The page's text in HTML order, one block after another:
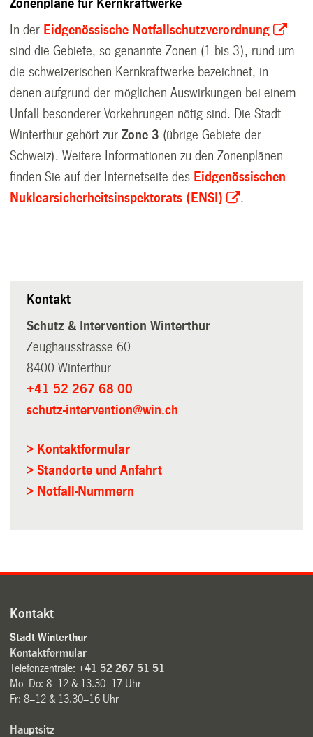
Zonenpläne für Kernkraftwerke
In der Eidgenössische Notfallschutzverordnung
sind die Gebiete, so genannte Zonen (1 bis 3), rund um
die schweizerischen Kernkraftwerke bezeichnet, in
denen aufgrund der möglichen Auswirkungen bei einem
Unfall besonderer Vorkehrungen nötig sind. Die Stadt
Winterthur gehört zurZone 3 (übrige Gebiete der
Schweiz). Weitere Informationen zu den Zonenplänen
finden Sie auf der Internetseite des Eidgenössischen
Nuklearsicherheitsinspektorats (ENSI)
.
Kontakt
Schutz & Intervention Winterthur
Zeughausstrasse 60
8400 Winterthur
+41 52 267 68 00
schutz-intervention@win.ch
> Kontaktformular
> Standorte und Anfahrt
> Notfall-Nummern
Kontakt
Stadt Winterthur
Kontaktformular
Telefonzentrale:+41 52 267 51 51
Mo–Do: 8–12 & 13.30–17 Uhr
Fr: 8–12 & 13.30–16 Uhr
Hauptsitz